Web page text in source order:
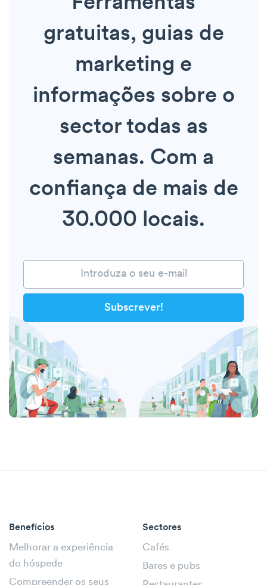
gratuitas, guias de
marketing e
informações sobre o
sector todas as
semanas. Com a
confiança de mais de
30.000 locais.
Benefícios
Melhorar a experiência
do hóspede
Compreender os seus
Sectores
Cafés
Bares e pubs